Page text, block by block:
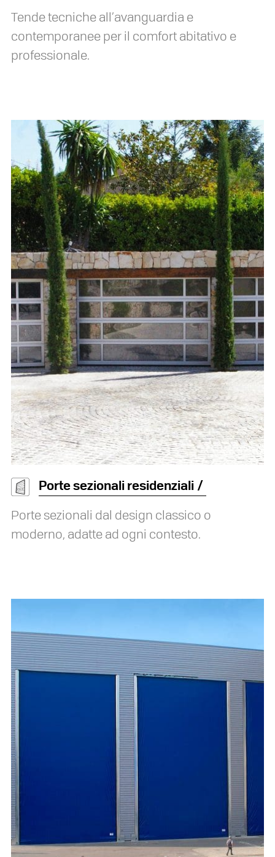
Tende tecniche all’avanguardia e
contemporanee per il comfort abitativo e
professionale.
Porte sezionali residenziali
Porte sezionali dal design classico o
moderno, adatte ad ogni contesto.